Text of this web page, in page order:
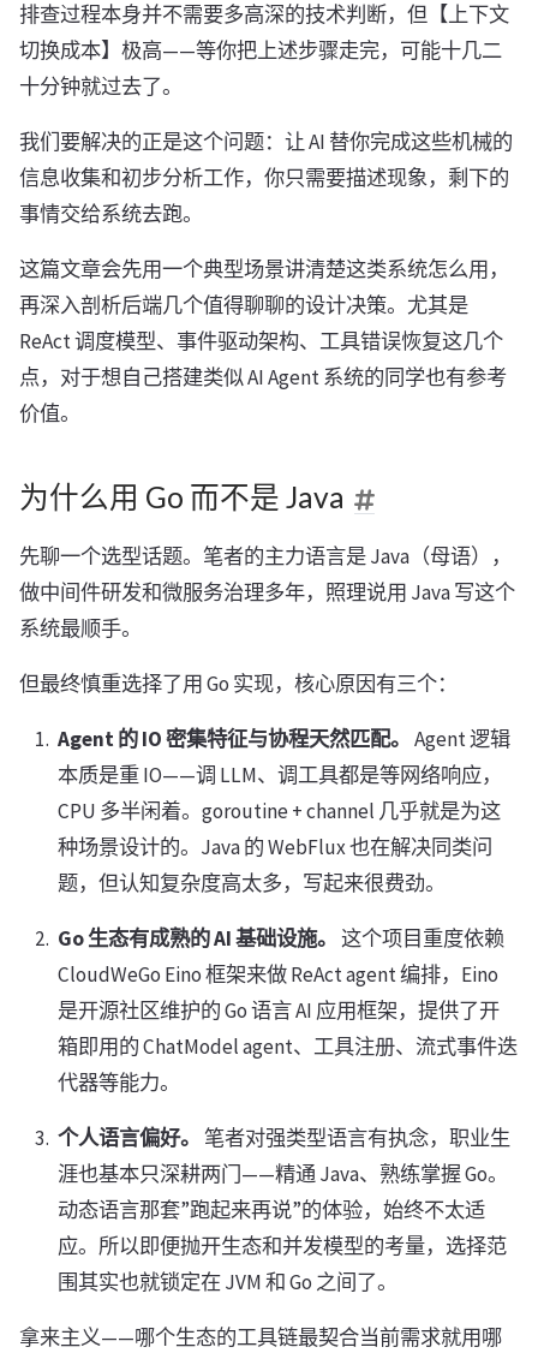
排查过程本身并不需要多高深的技术判断，但【上下文
切换成本】极高——等你把上述步骤走完，可能十几二
十分钟就过去了。
我们要解决的正是这个问题：让 AI 替你完成这些机械的
信息收集和初步分析工作，你只需要描述现象，剩下的
事情交给系统去跑。
这篇文章会先用一个典型场景讲清楚这类系统怎么用，
再深入剖析后端几个值得聊聊的设计决策。尤其是
ReAct 调度模型、事件驱动架构、工具错误恢复这几个
点，对于想自己搭建类似 AI Agent 系统的同学也有参考
价值。
为什么用 Go 而不是 Java
先聊一个选型话题。笔者的主力语言是 Java（母语），
做中间件研发和微服务治理多年，照理说用 Java 写这个
系统最顺手。
但最终慎重选择了用 Go 实现，核心原因有三个：
Agent 的 IO 密集特征与协程天然匹配。 Agent 逻辑
本质是重 IO——调 LLM、调工具都是等网络响应，
CPU 多半闲着。goroutine + channel 几乎就是为这
种场景设计的。Java 的 WebFlux 也在解决同类问
题，但认知复杂度高太多，写起来很费劲。
Go 生态有成熟的 AI 基础设施。 这个项目重度依赖
CloudWeGo Eino 框架来做 ReAct agent 编排，Eino
是开源社区维护的 Go 语言 AI 应用框架，提供了开
箱即用的 ChatModel agent、工具注册、流式事件迭
代器等能力。
个人语言偏好。
笔者对强类型语言有执念，职业生
涯也基本只深耕两门——精通 Java、熟练掌握 Go。
动态语言那套”跑起来再说”的体验，始终不太适
应。所以即便抛开生态和并发模型的考量，选择范
围其实也就锁定在 JVM 和 Go 之间了。
拿来主义——哪个生态的工具链最契合当前需求就用哪